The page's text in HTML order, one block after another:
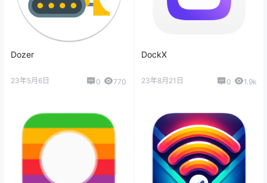
Dozer
23年5月6日 0 770
DockX
23年8月21日 0 1.9k